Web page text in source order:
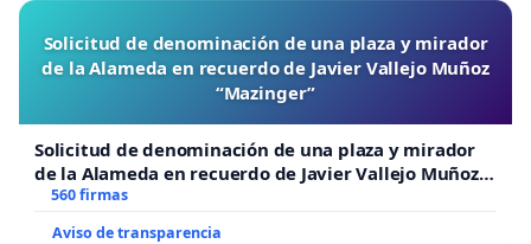
Solicitud de denominación de una plaza y mirador
de la Alameda en recuerdo de Javier Vallejo Muñoz
“Mazinger”
Solicitud de denominación de una plaza y mirador
de la Alameda en recuerdo de Javier Vallejo Muñoz
“Mazinger”
560 firmas
Aviso de transparencia